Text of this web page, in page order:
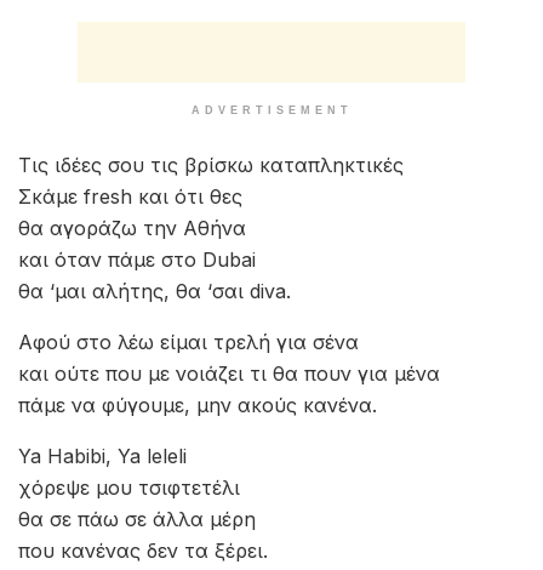
ADVERTISEMENT
Τις ιδέες σου τις βρίσκω καταπληκτικές
Σκάμε fresh και ότι θες
θα αγοράζω την Αθήνα
και όταν πάμε στο Dubai
θα ‘μαι αλήτης, θα ‘σαι diva.
Αφού στο λέω είμαι τρελή για σένα
και ούτε που με νοιάζει τι θα πουν για μένα
πάμε να φύγουμε, μην ακούς κανένα.
Ya Habibi, Ya leleli
χόρεψε μου τσιφτετέλι
θα σε πάω σε άλλα μέρη
που κανένας δεν τα ξέρει.